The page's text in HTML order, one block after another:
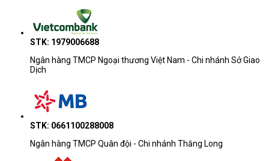
STK: 1979006688
Ngân hàng TMCP Ngoại thương Việt Nam - Chi nhánh Sở Giao
Dịch
STK: 0661100288008
Ngân hàng TMCP Quân đội - Chi nhánh Thăng Long